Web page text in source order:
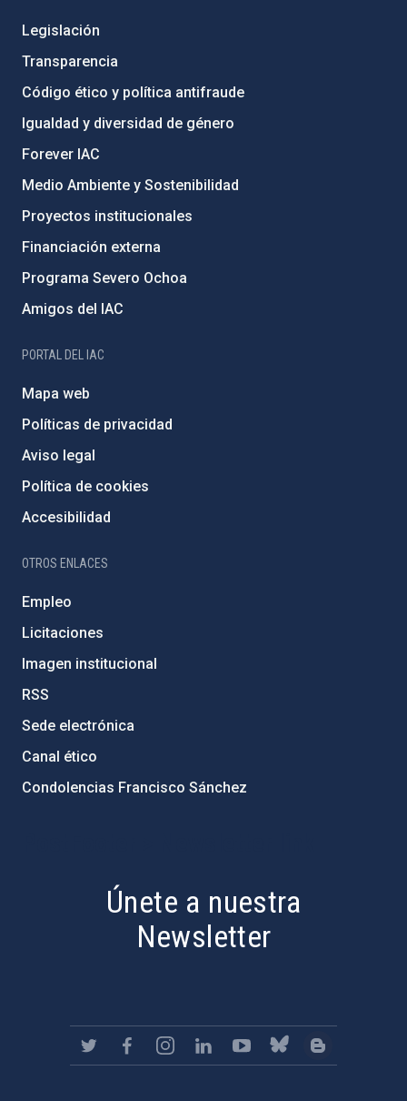
Legislación
Transparencia
Código ético y política antifraude
Igualdad y diversidad de género
Forever IAC
Medio Ambiente y Sostenibilidad
Proyectos institucionales
Financiación externa
Programa Severo Ochoa
Amigos del IAC
PORTAL DEL IAC
Mapa web
Políticas de privacidad
Aviso legal
Política de cookies
Accesibilidad
OTROS ENLACES
Empleo
Licitaciones
Imagen institucional
RSS
Sede electrónica
Canal ético
Condolencias Francisco Sánchez
Únete a nuestra
Newsletter